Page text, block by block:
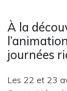
À la
journées
Les 22 et 23